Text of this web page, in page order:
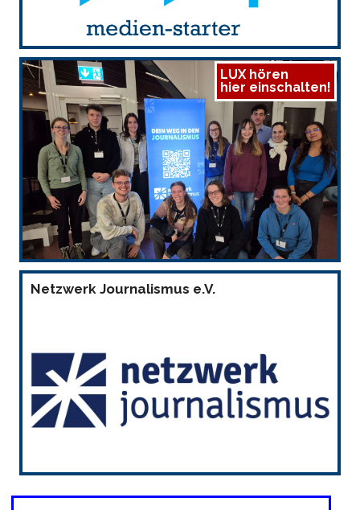
LUX hören
hier einschalten!
Netzwerk Journalismus e.V.